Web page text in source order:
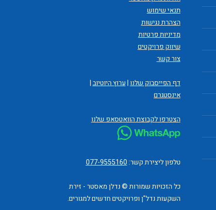
תנאי שימוש
הצהרת נגישות
מדיניות פרטיות
שיווק פרויקטים
צור קשר
דף הפייסבוק שלנו|ערוץ היוטיוב|
אינסטגרם
הצטרפו לקבוצת הוואטסאפ שלנו
טלפון ליצירת קשר:077-9555160
כל הזכויות שמורות © נדלן מאסטר - זירת
השקעות נדל"ן ופרויקטים חדשים למגורים.